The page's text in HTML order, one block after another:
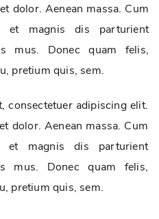
dolor. Aenean massa. Cum
et magnis dis parturient
mus. Donec quam felis,
pretium quis, sem.
consectetuer adipiscing elit.
dolor. Aenean massa. Cum
et magnis dis parturient
mus. Donec quam felis,
pretium quis, sem.